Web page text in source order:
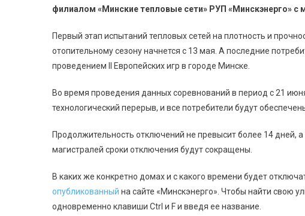
филиалом «Минские тепловые сети» РУП «Минскэнерго» с
Первый этап испытаний тепловых сетей на плотность и
отопительному сезону начнется с 13 мая. А последние
проведением II Европейских игр в городе Минске.
Во время проведения данных соревнований в период с 21
технологический перерыв, и все потребители будут
Продолжительность отключений не превысит более 14 дней,
магистралей сроки отключения будут сокращены.
В каких же конкретно домах и с какого времени будет
опубликованный на сайте «Минскэнерго». Чтобы найти свою
одновременно клавиши Ctrl и F и введя ее название.